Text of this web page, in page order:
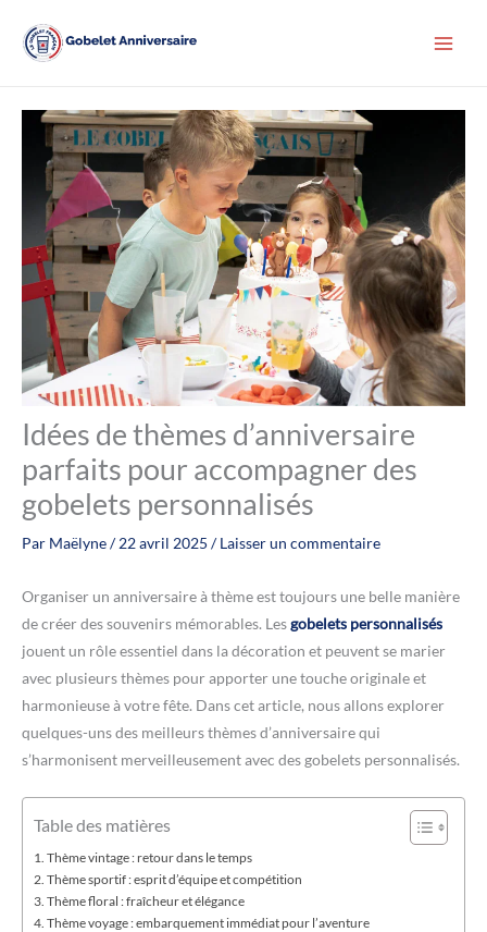
contenu
Idées de thèmes d’anniversaire
parfaits pour accompagner des
gobelets personnalisés
Par Maëlyne/22 avril 2025 /Laisser un commentaire
Organiser un anniversaire à thème est toujours une belle manière
de créer des souvenirs mémorables. Lesgobelets personnalisés
jouent un rôle essentiel dans la décoration et peuvent se marier
avec plusieurs thèmes pour apporter une touche originale et
harmonieuse à votre fête. Dans cet article, nous allons explorer
quelques-uns des meilleurs thèmes d’anniversaire qui
s’harmonisent merveilleusement avec des gobelets personnalisés.
Table des matières
Thème vintage : retour dans le temps
Thème sportif : esprit d’équipe et compétition
Thème floral : fraîcheur et élégance
Thème voyage : embarquement immédiat pour l’aventure